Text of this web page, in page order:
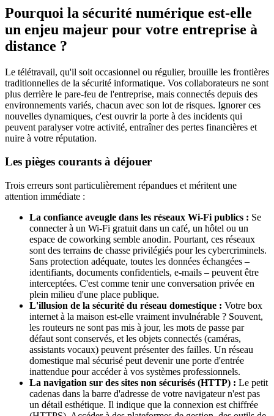
Pourquoi la sécurité numérique est-elle
un enjeu majeur pour votre entreprise à
distance ?
Le télétravail, qu'il soit occasionnel ou régulier, brouille les frontières
traditionnelles de la sécurité informatique. Vos collaborateurs ne sont
plus derrière le pare-feu de l'entreprise, mais connectés depuis des
environnements variés, chacun avec son lot de risques. Ignorer ces
nouvelles dynamiques, c'est ouvrir la porte à des incidents qui
peuvent paralyser votre activité, entraîner des pertes financières et
nuire à votre réputation.
Les pièges courants à déjouer
Trois erreurs sont particulièrement répandues et méritent une
attention immédiate :
La confiance aveugle dans les réseaux Wi-Fi publics : Se
connecter à un Wi-Fi gratuit dans un café, un hôtel ou un
espace de coworking semble anodin. Pourtant, ces réseaux
sont des terrains de chasse privilégiés pour les cybercriminels.
Sans protection adéquate, toutes les données échangées –
identifiants, documents confidentiels, e-mails – peuvent être
interceptées. C'est comme tenir une conversation privée en
plein milieu d'une place publique.
L'illusion de la sécurité du réseau domestique : Votre box
internet à la maison est-elle vraiment invulnérable ? Souvent,
les routeurs ne sont pas mis à jour, les mots de passe par
défaut sont conservés, et les objets connectés (caméras,
assistants vocaux) peuvent présenter des failles. Un réseau
domestique mal sécurisé peut devenir une porte d'entrée
inattendue pour accéder à vos systèmes professionnels.
La navigation sur des sites non sécurisés (HTTP) : Le petit
cadenas dans la barre d'adresse de votre navigateur n'est pas
un détail esthétique. Il indique que la connexion est chiffrée